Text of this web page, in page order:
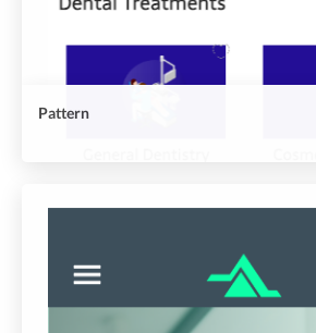
Pattern